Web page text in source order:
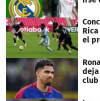
el
club